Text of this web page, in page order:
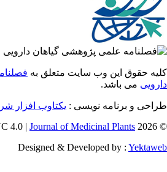
حقوق این وب سایت متعلق بهفصلنامه
می باشد.
و برنامه نویسی :یکتاوب افزار شرق
Journal of Medicinal Plants
Designed & Developed by :